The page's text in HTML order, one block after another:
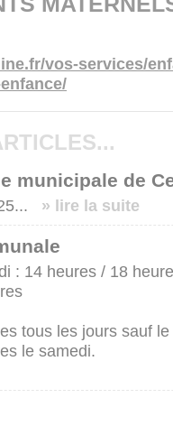
vos-services/
municipale de
» lire la suite
: 14 heures / 18
tous les jours sauf
le samedi.